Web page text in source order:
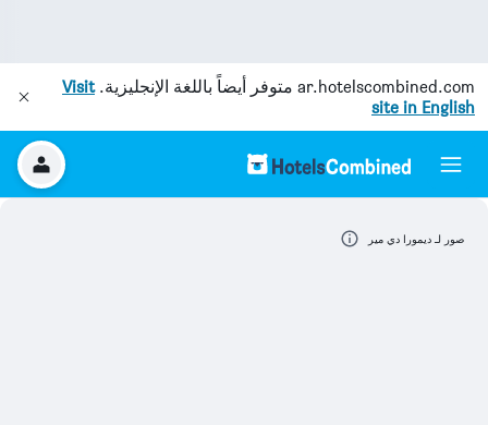
ar.hotelscombined.com متوفر أيضاً باللغة الإنجليزية.Visit
site in English
صور لـ ديمورا دي مير